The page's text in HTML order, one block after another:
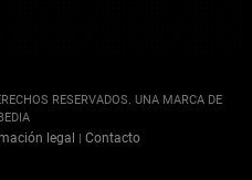
RESERVADOS. UNA MARCA DE
legal | Contacto